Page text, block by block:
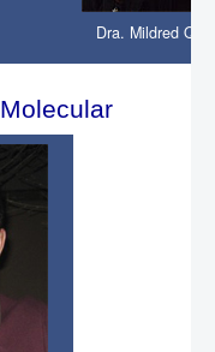
Dra. Mildred